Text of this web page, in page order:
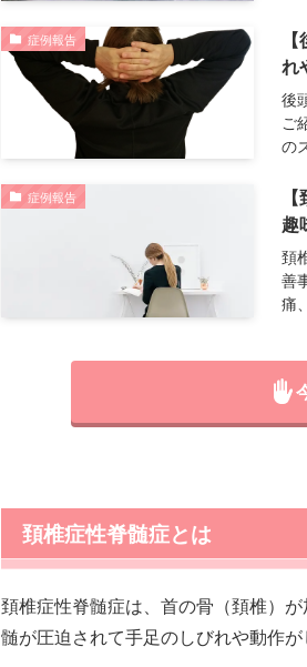
症例報告
れ
後
ご
の
症例報告
趣
頚
善
痛
頚椎症性脊髄症とは
頚椎症性脊髄症は、首の骨（頚椎）
髄が圧迫されて手足のしびれや動作が